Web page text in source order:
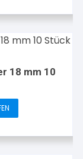
18 mm 10